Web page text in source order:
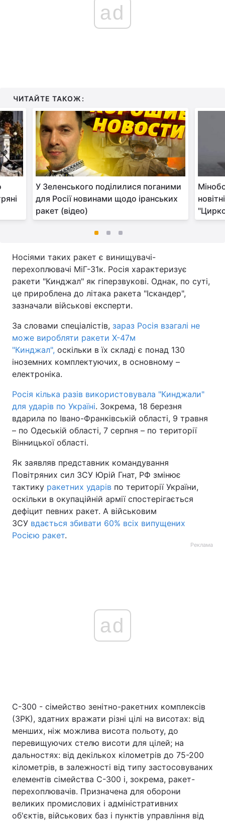
ad
ЧИТАЙТЕ ТАКОЖ:
У Зеленського поділилися поганими
для Росії новинами щодо іранських
ракет (відео)
Носіями таких ракет є винищувачі-
перехоплювачі МіГ-31к. Росія характеризує
ракети "Кинджал" як гіперзвукові. Однак, по суті,
це прироблена до літака ракета "Іскандер",
зазначали військові експерти.
За словами спеціалістів, зараз Росія взагалі не
може виробляти ракети Х-47м
"Кинджал", оскільки в їх складі є понад 130
іноземних комплектуючих, в основному –
електроніка.
Росія кілька разів використовувала "Кинджали"
для ударів по Україні. Зокрема, 18 березня
вдарила по Івано-Франківській області, 9 травня
– по Одеській області, 7 серпня – по території
Вінницької області.
Як заявляв представник командування
Повітряних сил ЗСУ Юрій Гнат, РФ змінює
тактику ракетних ударів по території України,
оскільки в окупаційній армії спостерігається
дефіцит певних ракет. А військовим
ЗСУ вдається збивати 60% всіх випущених
Росією ракет.
Реклама
ad
С-300 - сімейство зенітно-ракетних комплексів
(ЗРК), здатних вражати різні цілі на висотах: від
менших, ніж можлива висота польоту, до
перевищуючих стелю висоти для цілей; на
дальностях: від декількох кілометрів до 75-200
кілометрів, в залежності від типу застосовуваних
елементів сімейства С-300 і, зокрема, ракет-
перехоплювачів. Призначена для оборони
великих промислових і адміністративних
об'єктів, військових баз і пунктів управління від